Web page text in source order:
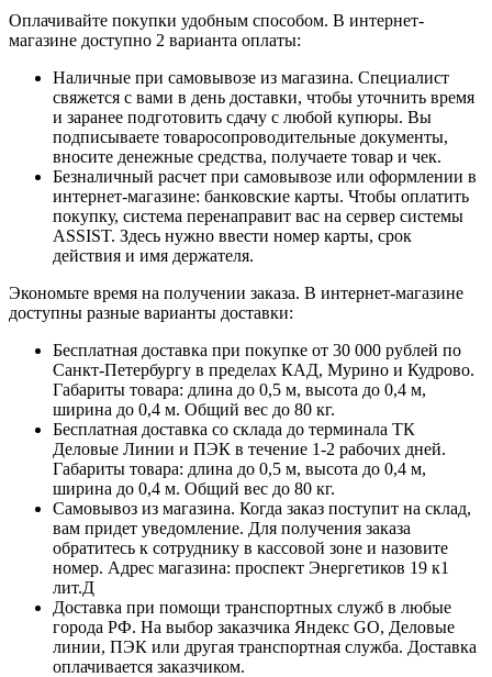
Оплачивайте покупки удобным способом. В интернет-
магазине доступно 2 варианта оплаты:
Наличные при самовывозе из магазина. Специалист
свяжется с вами в день доставки, чтобы уточнить время
и заранее подготовить сдачу с любой купюры. Вы
подписываете товаросопроводительные документы,
вносите денежные средства, получаете товар и чек.
Безналичный расчет при самовывозе или оформлении в
интернет-магазине: банковские карты. Чтобы оплатить
покупку, система перенаправит вас на сервер системы
ASSIST. Здесь нужно ввести номер карты, срок
действия и имя держателя.
Экономьте время на получении заказа. В интернет-магазине
доступны разные варианты доставки:
Бесплатная доставка при покупке от 30 000 рублей по
Санкт-Петербургу в пределах КАД, Мурино и Кудрово.
Габариты товара: длина до 0,5 м, высота до 0,4 м,
ширина до 0,4 м. Общий вес до 80 кг.
Бесплатная доставка со склада до терминала ТК
Деловые Линии и ПЭК в течение 1-2 рабочих дней.
Габариты товара: длина до 0,5 м, высота до 0,4 м,
ширина до 0,4 м. Общий вес до 80 кг.
Самовывоз из магазина. Когда заказ поступит на склад,
вам придет уведомление. Для получения заказа
обратитесь к сотруднику в кассовой зоне и назовите
номер. Адрес магазина: проспект Энергетиков 19 к1
лит.Д
Доставка при помощи транспортных служб в любые
города РФ. На выбор заказчика Яндекс GO, Деловые
линии, ПЭК или другая транспортная служба. Доставка
оплачивается заказчиком.